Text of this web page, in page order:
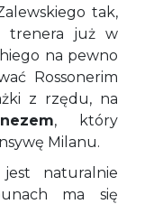
tak,
trenera już w
na pewno
Rossonerim
z rzędu, na
, który
Milanu.
naturalnie
ma się